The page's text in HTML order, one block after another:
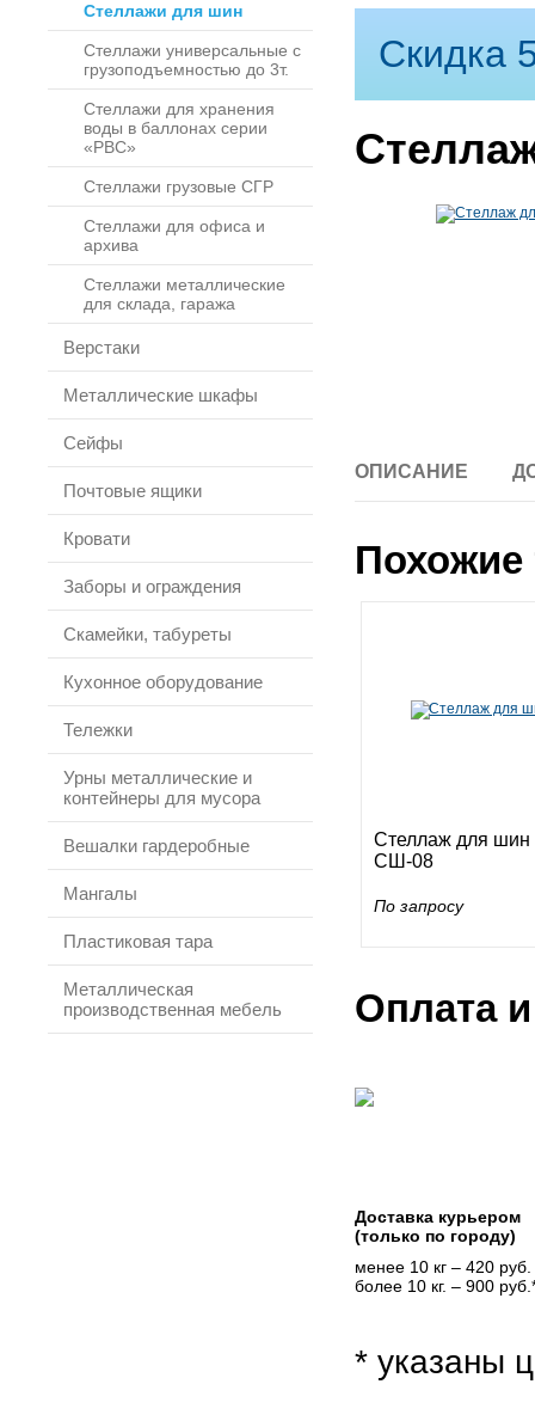
Стеллажи для шин
Стеллажи универсальные с
грузоподъемностью до 3т.
Стеллажи для хранения
воды в баллонах серии
«РВС»
Стеллажи грузовые СГР
Стеллажи для офиса и
архива
Стеллажи металлические
для склада, гаража
Верстаки
Металлические шкафы
Сейфы
Почтовые ящики
Кровати
Заборы и ограждения
Скамейки, табуреты
Кухонное оборудование
Тележки
Урны металлические и
контейнеры для мусора
Вешалки гардеробные
Мангалы
Пластиковая тара
Металлическая
производственная мебель
Скидка
ОПИСАНИЕ
Стеллаж для шин
СШ-08
По запросу
Оплата
Доставка курьером
(только по городу)
менее 10 кг – 420 руб.
более 10 кг. – 900
* указаны